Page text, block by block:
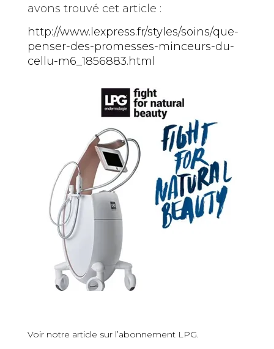
avons trouvé cet article :
http://www.lexpress.fr/styles/soins/que-
penser-des-promesses-minceurs-du-
cellu-m6_1856883.html
Voir notre article sur l’abonnement LPG.